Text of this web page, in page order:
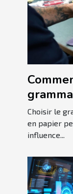
sac en
Choisir le
en papier
influence...